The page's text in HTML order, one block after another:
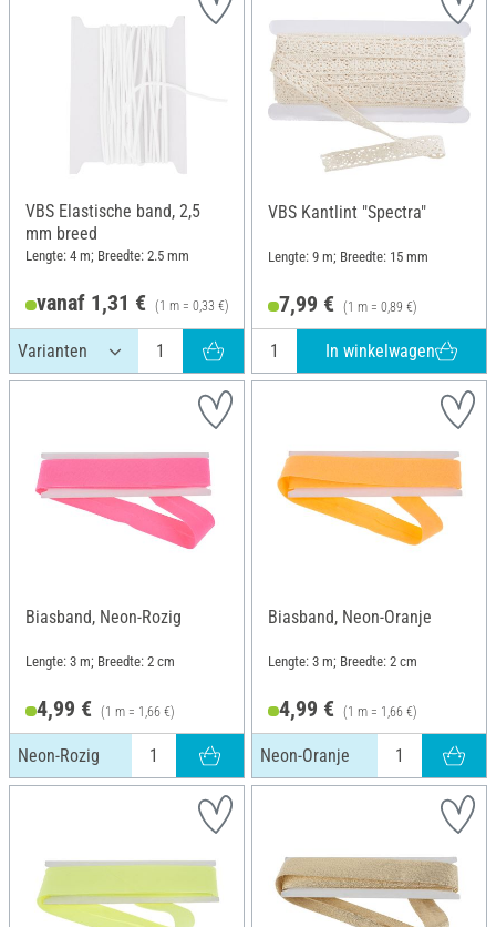
VBS Elastische band, 2,5
mm breed
Lengte: 4 m; Breedte: 2.5 mm
vanaf 1,31 € (1 m = 0,33 €)
VBS Kantlint "Spectra"
Lengte: 9 m; Breedte: 15 mm
7,99 € (1 m = 0,89 €)
In winkelwagen
Biasband, Neon-Rozig
Lengte: 3 m; Breedte: 2 cm
4,99 € (1 m = 1,66 €)
Neon-Rozig
Biasband, Neon-Oranje
Lengte: 3 m; Breedte: 2 cm
4,99 € (1 m = 1,66 €)
Neon-Oranje